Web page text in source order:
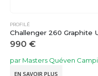
PROFILÉ
Challenger 260 Graphite
990 €
par Masters Quéven
EN SAVOIR PLUS